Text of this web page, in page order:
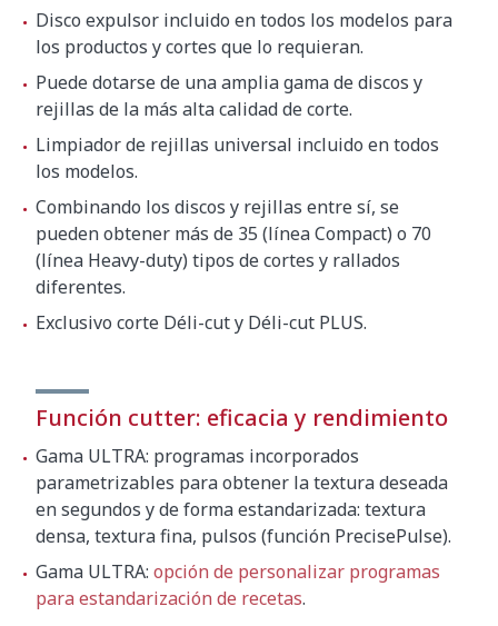
Disco expulsor incluido en todos los modelos para
los productos y cortes que lo requieran.
Puede dotarse de una amplia gama de discos y
rejillas de la más alta calidad de corte.
Limpiador de rejillas universal incluido en todos
los modelos.
Combinando los discos y rejillas entre sí, se
pueden obtener más de 35 (línea Compact) o 70
(línea Heavy-duty) tipos de cortes y rallados
diferentes.
Exclusivo corte Déli-cut y Déli-cut PLUS.
Función cutter: eficacia y rendimiento
Gama ULTRA: programas incorporados
parametrizables para obtener la textura deseada
en segundos y de forma estandarizada: textura
densa, textura fina, pulsos (función PrecisePulse).
Gama ULTRA: opción de personalizar programas
para estandarización de recetas.